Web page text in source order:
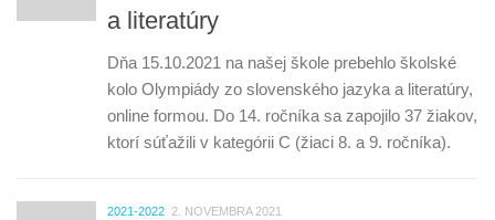
a literatúry
Dňa 15.10.2021 na našej škole prebehlo školské
kolo Olympiády zo slovenského jazyka a literatúry,
online formou. Do 14. ročníka sa zapojilo 37 žiakov,
ktorí súťažili v kategórii C (žiaci 8. a 9. ročníka).
2021-2022 2. NOVEMBRA 2021